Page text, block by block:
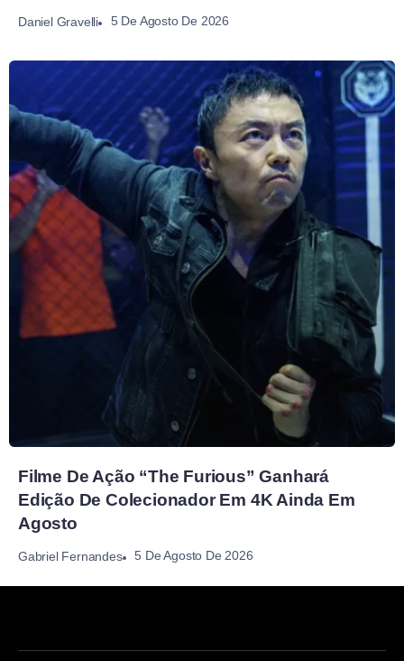
Daniel Gravelli 5 De Agosto De 2026
Filme De Ação “The Furious” Ganhará
Edição De Colecionador Em 4K Ainda Em
Agosto
Gabriel Fernandes 5 De Agosto De 2026